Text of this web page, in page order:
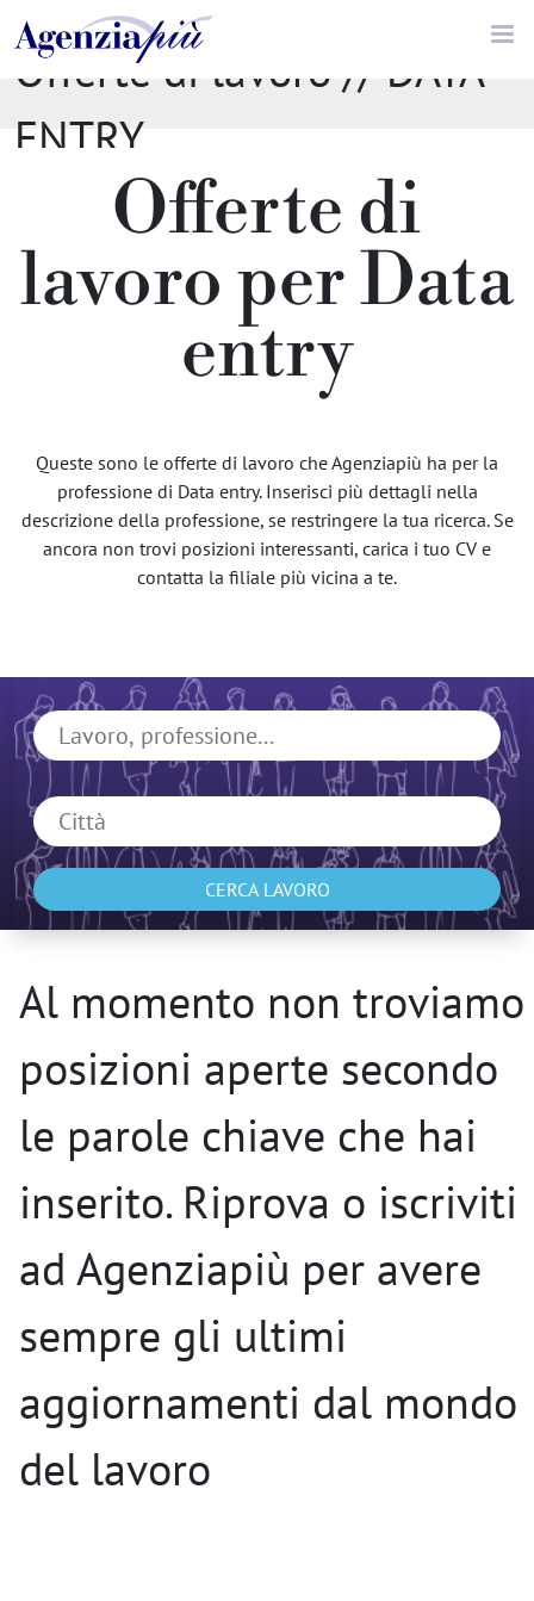
Offerte di lavoro // DATA
ENTRY
Offerte di
lavoro per Data
entry
Queste sono le offerte di lavoro che Agenziapiù ha per la
professione di Data entry. Inserisci più dettagli nella
descrizione della professione, se restringere la tua ricerca. Se
ancora non trovi posizioni interessanti, carica i tuo CV e
contatta la filiale più vicina a te.
CERCA LAVORO
Al momento non troviamo
posizioni aperte secondo
le parole chiave che hai
inserito. Riprova o iscriviti
ad Agenziapiù per avere
sempre gli ultimi
aggiornamenti dal mondo
del lavoro